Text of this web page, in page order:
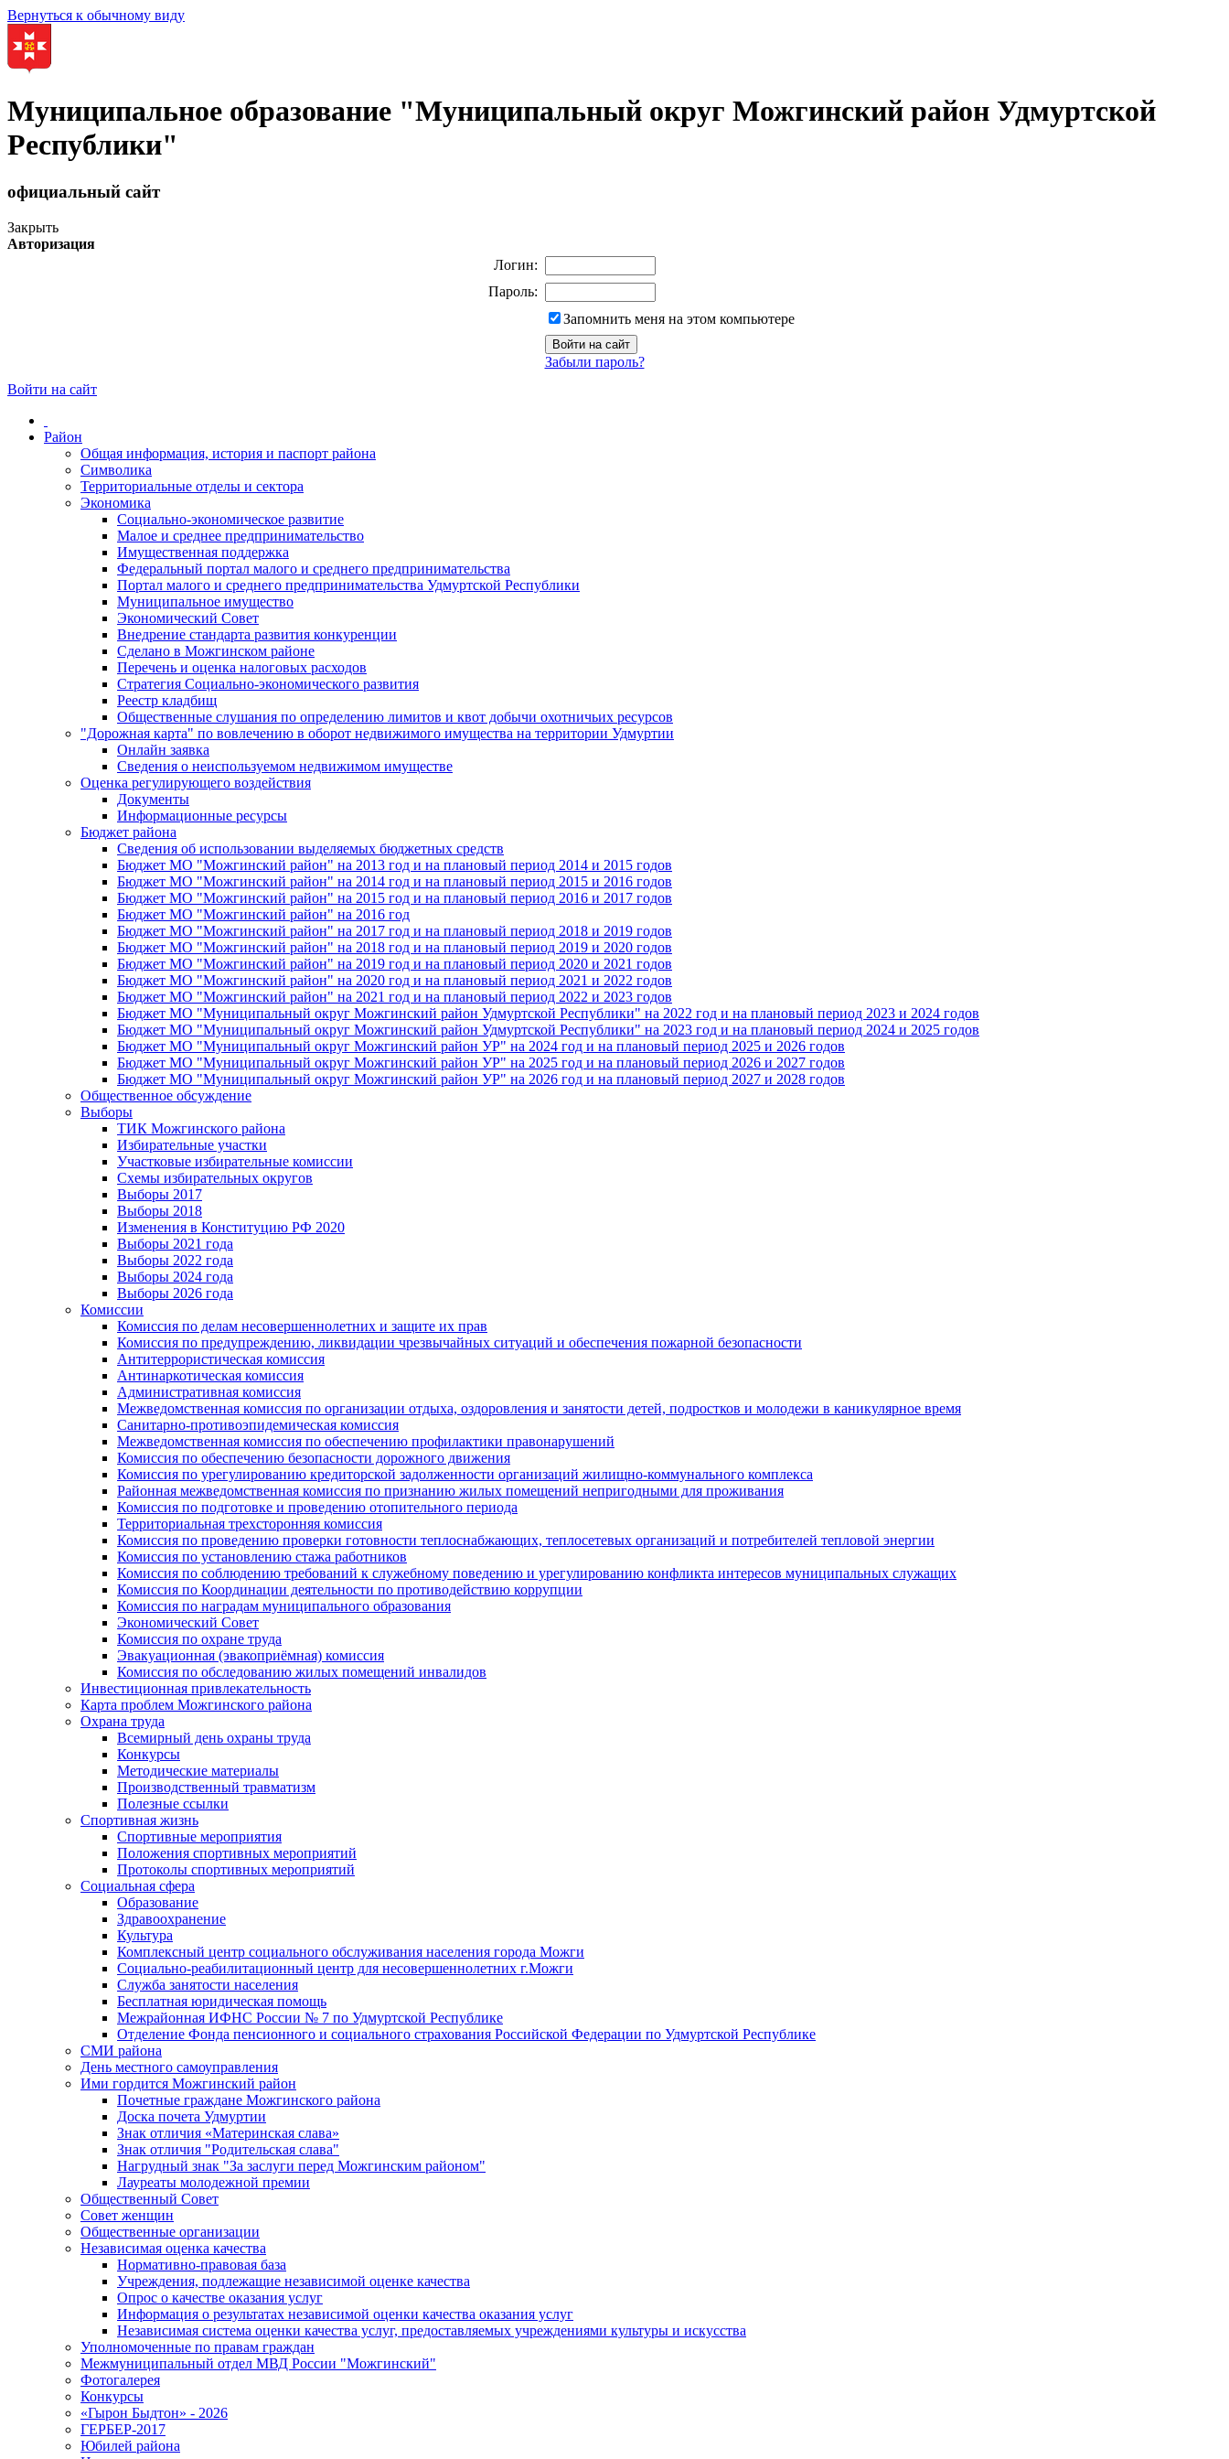
Вернуться к обычному виду
Муниципальное образование "Муниципальный округ Можгинский район Удмуртской
Республики"
официальный сайт
Закрыть
Авторизация
Логин:
Пароль:
Запомнить меня на этом компьютере
Забыли пароль?
Войти на сайт
Район
Общая информация, история и паспорт района
Символика
Территориальные отделы и сектора
Экономика
Социально-экономическое развитие
Малое и среднее предпринимательство
Имущественная поддержка
Федеральный портал малого и среднего предпринимательства
Портал малого и среднего предпринимательства Удмуртской Республики
Муниципальное имущество
Экономический Совет
Внедрение стандарта развития конкуренции
Сделано в Можгинском районе
Перечень и оценка налоговых расходов
Стратегия Социально-экономического развития
Реестр кладбищ
Общественные слушания по определению лимитов и квот добычи охотничьих ресурсов
"Дорожная карта" по вовлечению в оборот недвижимого имущества на территории Удмуртии
Онлайн заявка
Сведения о неиспользуемом недвижимом имуществе
Оценка регулирующего воздействия
Документы
Информационные ресурсы
Бюджет района
Сведения об использовании выделяемых бюджетных средств
Бюджет МО "Можгинский район" на 2013 год и на плановый период 2014 и 2015 годов
Бюджет МО "Можгинский район" на 2014 год и на плановый период 2015 и 2016 годов
Бюджет МО "Можгинский район" на 2015 год и на плановый период 2016 и 2017 годов
Бюджет МО "Можгинский район" на 2016 год
Бюджет МО "Можгинский район" на 2017 год и на плановый период 2018 и 2019 годов
Бюджет МО "Можгинский район" на 2018 год и на плановый период 2019 и 2020 годов
Бюджет МО "Можгинский район" на 2019 год и на плановый период 2020 и 2021 годов
Бюджет МО "Можгинский район" на 2020 год и на плановый период 2021 и 2022 годов
Бюджет МО "Можгинский район" на 2021 год и на плановый период 2022 и 2023 годов
Бюджет МО "Муниципальный округ Можгинский район Удмуртской Республики" на 2022 год и на плановый период 2023 и 2024 годов
Бюджет МО "Муниципальный округ Можгинский район Удмуртской Республики" на 2023 год и на плановый период 2024 и 2025 годов
Бюджет МО "Муниципальный округ Можгинский район УР" на 2024 год и на плановый период 2025 и 2026 годов
Бюджет МО "Муниципальный округ Можгинский район УР" на 2025 год и на плановый период 2026 и 2027 годов
Бюджет МО "Муниципальный округ Можгинский район УР" на 2026 год и на плановый период 2027 и 2028 годов
Общественное обсуждение
Выборы
ТИК Можгинского района
Избирательные участки
Участковые избирательные комиссии
Схемы избирательных округов
Выборы 2017
Выборы 2018
Изменения в Конституцию РФ 2020
Выборы 2021 года
Выборы 2022 года
Выборы 2024 года
Выборы 2026 года
Комиссии
Комиссия по делам несовершеннолетних и защите их прав
Комиссия по предупреждению, ликвидации чрезвычайных ситуаций и обеспечения пожарной безопасности
Антитеррористическая комиссия
Антинаркотическая комиссия
Административная комиссия
Межведомственная комиссия по организации отдыха, оздоровления и занятости детей, подростков и молодежи в каникулярное время
Санитарно-противоэпидемическая комиссия
Межведомственная комиссия по обеспечению профилактики правонарушений
Комиссия по обеспечению безопасности дорожного движения
Комиссия по урегулированию кредиторской задолженности организаций жилищно-коммунального комплекса
Районная межведомственная комиссия по признанию жилых помещений непригодными для проживания
Комиссия по подготовке и проведению отопительного периода
Территориальная трехсторонняя комиссия
Комиссия по проведению проверки готовности теплоснабжающих, теплосетевых организаций и потребителей тепловой энергии
Комиссия по установлению стажа работников
Комиссия по соблюдению требований к служебному поведению и урегулированию конфликта интересов муниципальных служащих
Комиссия по Координации деятельности по противодействию коррупции
Комиссия по наградам муниципального образования
Экономический Совет
Комиссия по охране труда
Эвакуационная (эвакоприёмная) комиссия
Комиссия по обследованию жилых помещений инвалидов
Инвестиционная привлекательность
Карта проблем Можгинского района
Охрана труда
Всемирный день охраны труда
Конкурсы
Методические материалы
Производственный травматизм
Полезные ссылки
Спортивная жизнь
Спортивные мероприятия
Положения спортивных мероприятий
Протоколы спортивных мероприятий
Социальная сфера
Образование
Здравоохранение
Культура
Комплексный центр социального обслуживания населения города Можги
Социально-реабилитационный центр для несовершеннолетних г.Можги
Служба занятости населения
Бесплатная юридическая помощь
Межрайонная ИФНС России № 7 по Удмуртской Республике
Отделение Фонда пенсионного и социального страхования Российской Федерации по Удмуртской Республике
СМИ района
День местного самоуправления
Ими гордится Можгинский район
Почетные граждане Можгинского района
Доска почета Удмуртии
Знак отличия «Материнская слава»
Знак отличия "Родительская слава"
Нагрудный знак "За заслуги перед Можгинским районом"
Лауреаты молодежной премии
Общественный Совет
Совет женщин
Общественные организации
Независимая оценка качества
Нормативно-правовая база
Учреждения, подлежащие независимой оценке качества
Опрос о качестве оказания услуг
Информация о результатах независимой оценки качества оказания услуг
Независимая система оценки качества услуг, предоставляемых учреждениями культуры и искусства
Уполномоченные по правам граждан
Межмуниципальный отдел МВД России "Можгинский"
Фотогалерея
Конкурсы
«Гырон Быдтон» - 2026
ГЕРБЕР-2017
Юбилей района